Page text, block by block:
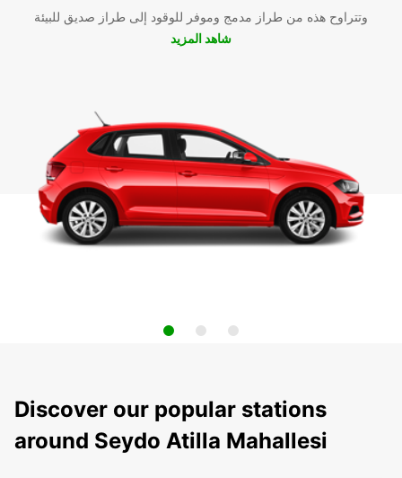
وتتراوح هذه من طراز مدمج وموفر للوقود إلى طراز صديق للبيئة
شاهد المزيد
Discover our popular stations
around Seydo Atilla Mahallesi